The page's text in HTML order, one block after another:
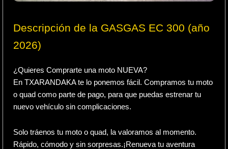
Descripción de la GASGAS EC 300 (año
2026)
¿Quieres Comprarte una moto NUEVA?
En TXARANDAKA te lo ponemos fácil. Compramos tu moto
o quad como parte de pago, para que puedas estrenar tu
nuevo vehículo sin complicaciones.
Solo tráenos tu moto o quad, la valoramos al momento.
Rápido, cómodo y sin sorpresas.¡Renueva tu aventura